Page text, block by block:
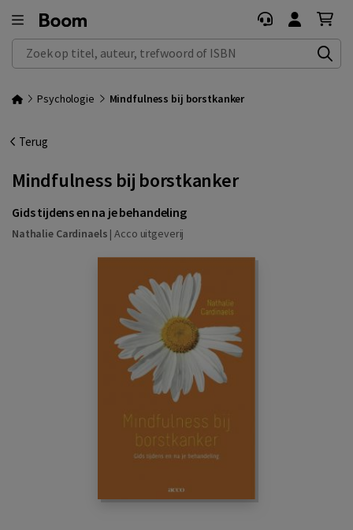
Zoek op titel, auteur, trefwoord of ISBN
Psychologie Mindfulness bij borstkanker
Terug
Mindfulness bij borstkanker
Gids tijdens en na je behandeling
Nathalie Cardinaels |Acco uitgeverij